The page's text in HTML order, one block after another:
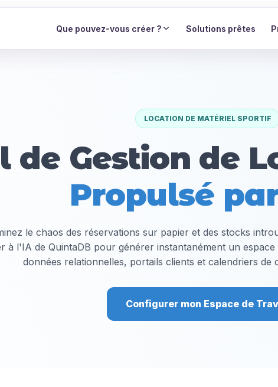
Que pouvez-vous créer ? Solutions prêtes
LOCATION DE MATÉRIEL SPORTIF
de Gestion de
Propulsé
le chaos des réservations sur papier et des stocks
à l'IA de QuintaDB pour générer instantanément un
données relationnelles, portails clients et calendriers de
Configurer mon Espace de